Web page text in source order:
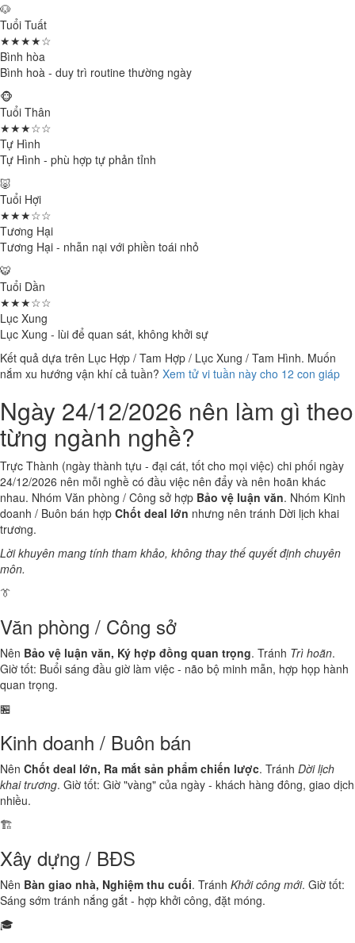
🐶
Tuổi Tuất
★★★★☆
Bình hòa
Bình hoà - duy trì routine thường ngày
🐵
Tuổi Thân
★★★☆☆
Tự Hình
Tự Hình - phù hợp tự phản tỉnh
🐷
Tuổi Hợi
★★★☆☆
Tương Hại
Tương Hại - nhẫn nại với phiền toái nhỏ
🐯
Tuổi Dần
★★★☆☆
Lục Xung
Lục Xung - lùi để quan sát, không khởi sự
Kết quả dựa trên Lục Hợp / Tam Hợp / Lục Xung / Tam Hình. Muốn
nắm xu hướng vận khí cả tuần? Xem tử vi tuần này cho 12 con giáp
Ngày 24/12/2026 nên làm gì theo
từng ngành nghề?
Trực Thành (ngày thành tựu - đại cát, tốt cho mọi việc) chi phối ngày
24/12/2026 nên mỗi nghề có đầu việc nên đẩy và nên hoãn khác
nhau. Nhóm Văn phòng / Công sở hợp Bảo vệ luận văn. Nhóm Kinh
doanh / Buôn bán hợp Chốt deal lớn nhưng nên tránh Dời lịch khai
trương.
Lời khuyên mang tính tham khảo, không thay thế quyết định chuyên
môn.
👔
Văn phòng / Công sở
Nên Bảo vệ luận văn, Ký hợp đồng quan trọng. Tránh Trì hoãn.
Giờ tốt: Buổi sáng đầu giờ làm việc - não bộ minh mẫn, hợp họp hành
quan trọng.
🏪
Kinh doanh / Buôn bán
Nên Chốt deal lớn, Ra mắt sản phẩm chiến lược. Tránh Dời lịch
khai trương. Giờ tốt: Giờ "vàng" của ngày - khách hàng đông, giao dịch
nhiều.
🏗️
Xây dựng / BĐS
Nên Bàn giao nhà, Nghiệm thu cuối. Tránh Khởi công mới. Giờ tốt:
Sáng sớm tránh nắng gắt - hợp khởi công, đặt móng.
🎓